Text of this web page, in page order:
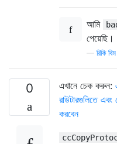
আমি
রিকি বিম
0 এখানে চেক করুন:
রাউটারগুলিতে
করবেন